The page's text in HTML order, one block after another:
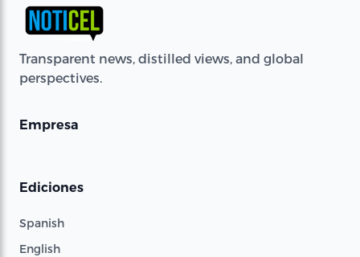
Transparent news, distilled views, and global
perspectives.
Empresa
Ediciones
Spanish
English